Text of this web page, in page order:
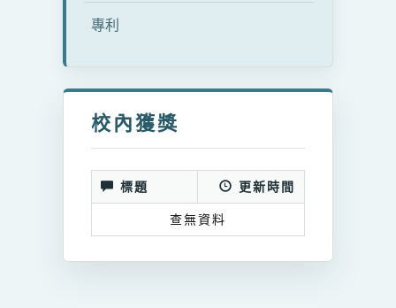
專利
校內獲獎
標題 更新時間
查無資料